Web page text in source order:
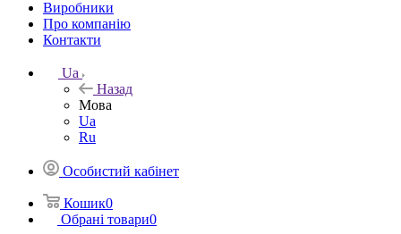
Виробники
Про компанію
Контакти
Ua
Назад
Мова
Ua
Ru
Особистий кабінет
Кошик0
Обрані товари0